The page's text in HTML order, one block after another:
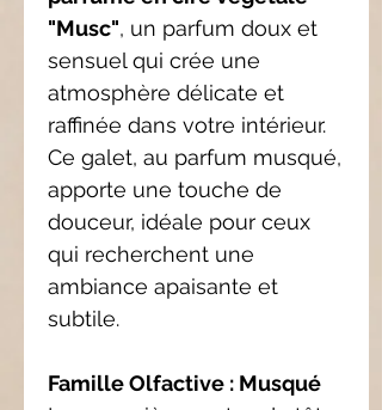
"Musc", un parfum doux et
sensuel qui crée une
atmosphère délicate et
raffinée dans votre intérieur.
Ce galet, au parfum musqué,
apporte une touche de
douceur, idéale pour ceux
qui recherchent une
ambiance apaisante et
subtile.
Famille Olfactive : Musqué